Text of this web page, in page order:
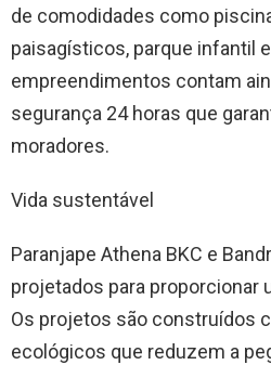
de comodidades como
paisagísticos, parque infantil
empreendimentos contam
segurança 24 horas que
moradores.
Vida sustentável
Paranjape Athena BKC e
projetados para proporcionar
Os projetos são construídos
ecológicos que reduzem a